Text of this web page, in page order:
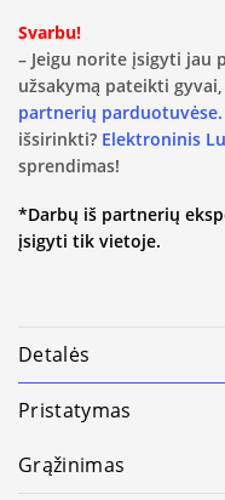
Svarbu!
– Jeigu norite įsigyti jau
užsakymą pateikti
partnerių parduotuvėse.
išsirinkti? Elektroninis
sprendimas!
*Darbų iš partnerių
įsigyti tik vietoje.
Detalės
Pristatymas
Grąžinimas